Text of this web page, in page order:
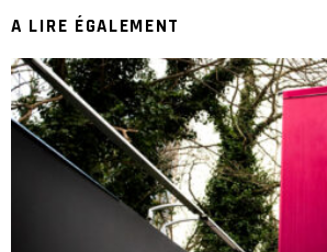
A LIRE ÉGALEMENT